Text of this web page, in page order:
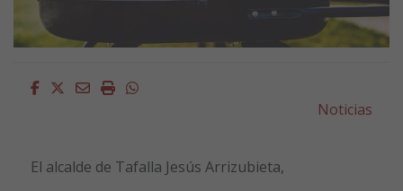
Facebook
Twitter
EmailImprimirWhatsapp
Noticias
El alcalde de Tafalla Jesús Arrizubieta,